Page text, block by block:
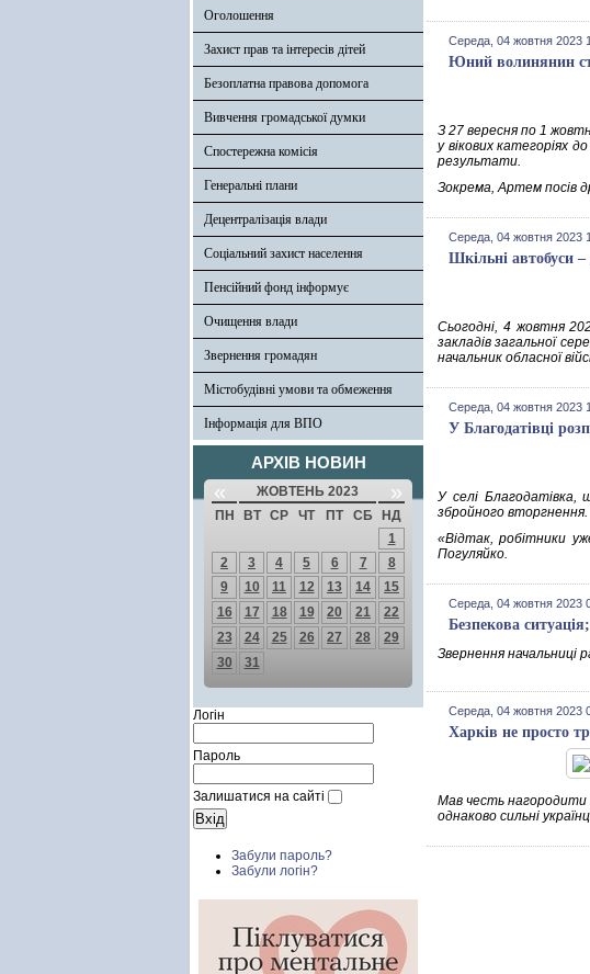
Оголошення
Захист прав та інтересів дітей
Безоплатна правова допомога
Вивчення громадської думки
Спостережна комісія
Генеральні плани
Децентралізація влади
Соціальний захист населення
Пенсійний фонд інформує
Очищення влади
Звернення громадян
Містобудівні умови та обмеження
Інформація для ВПО
АРХІВ НОВИН
« ЖОВТЕНЬ 2023 »
ПН ВТ СР ЧТ ПТ СБ
НД
1
2
3 4 5 6 7
8
9
10 11 12 13 14
15
16
17 18 19 20 21
22
23
24 25 26 27 28
29
30
31
Логін
Пароль
Залишатися на сайті
Забули пароль?
Забули логін?
Середа, 04 жовтня 2023
Юний волинянин
З 27 вересня по 1
у вікових категоріях
результати.
Зокрема, Артем посів
Середа, 04 жовтня 2023
Шкільні автобуси
Сьогодні, 4 жовтня
закладів загальної
начальник обласної
Середа, 04 жовтня 2023
У Благодатівці
У селі Благодатівка,
збройного вторгнення.
«Відтак, робітники
Погуляйко.
Середа, 04 жовтня 2023
Безпекова
Звернення начальниці
Середа, 04 жовтня 2023
Харків не просто
Мав честь нагородити
однаково сильні